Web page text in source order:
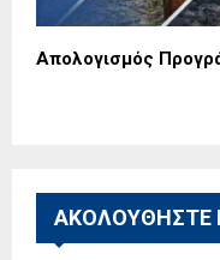
Απολογισμός
ΑΚΟΛΟΥΘΗΣΤΕ